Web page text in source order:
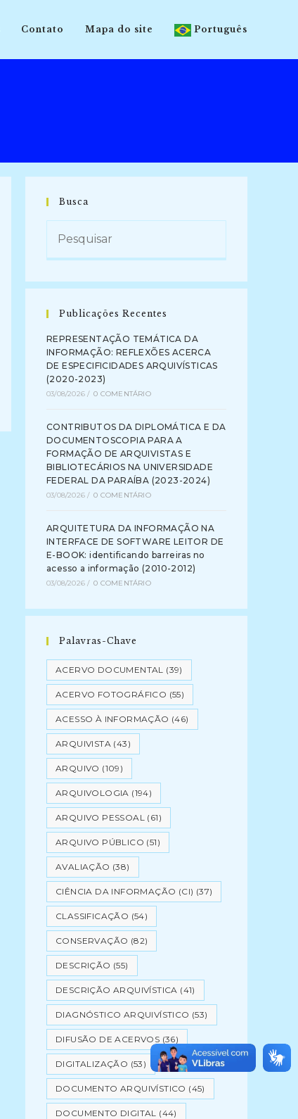
Contato Mapa do site Português
Busca
Publicações Recentes
REPRESENTAÇÃO TEMÁTICA DA
INFORMAÇÃO: REFLEXÕES ACERCA
DE ESPECIFICIDADES ARQUIVÍSTICAS
(2020-2023)
03/08/2026 / 0 COMENTÁRIO
CONTRIBUTOS DA DIPLOMÁTICA E DA
DOCUMENTOSCOPIA PARA A
FORMAÇÃO DE ARQUIVISTAS E
BIBLIOTECÁRIOS NA UNIVERSIDADE
FEDERAL DA PARAÍBA (2023-2024)
03/08/2026 / 0 COMENTÁRIO
ARQUITETURA DA INFORMAÇÃO NA
INTERFACE DE SOFTWARE LEITOR DE
E-BOOK: identificando barreiras no
acesso a informação (2010-2012)
03/08/2026 / 0 COMENTÁRIO
Palavras-Chave
ACERVO DOCUMENTAL (39)
ACERVO FOTOGRÁFICO (55)
ACESSO À INFORMAÇÃO (46)
ARQUIVISTA (43)
ARQUIVO (109)
ARQUIVOLOGIA (194)
ARQUIVO PESSOAL (61)
ARQUIVO PÚBLICO (51)
AVALIAÇÃO (38)
CIÊNCIA DA INFORMAÇÃO (CI) (37)
CLASSIFICAÇÃO (54)
CONSERVAÇÃO (82)
DESCRIÇÃO (55)
DESCRIÇÃO ARQUIVÍSTICA (41)
DIAGNÓSTICO ARQUIVÍSTICO (53)
DIFUSÃO DE ACERVOS (36)
DIGITALIZAÇÃO (53)
DOCUMENTO ARQUIVÍSTICO (45)
DOCUMENTO DIGITAL (44)